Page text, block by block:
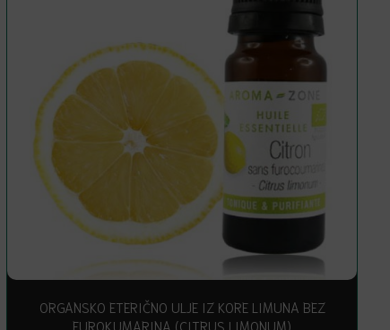
ORGANSKO ETERIČNO ULJE IZ KORE LIMUNA BEZ
FUROKUMARINA (CITRUS LIMONUM)